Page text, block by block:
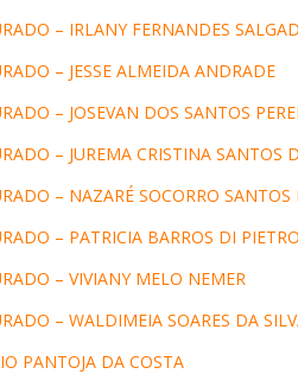
– IRLANY FERNANDES
– JESSE ALMEIDA ANDRADE
– JOSEVAN DOS SANTOS
– JUREMA CRISTINA SANTOS
– NAZARÉ SOCORRO SANTOS
– PATRICIA BARROS DI PIETRO
– VIVIANY MELO NEMER
– WALDIMEIA SOARES DA
PANTOJA DA COSTA